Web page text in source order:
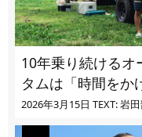
10年乗り続ける
タムは「時間をか
2026年3月15日 TEXT: 岩